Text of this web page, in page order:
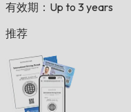
有效期：Up to 3 years
推荐